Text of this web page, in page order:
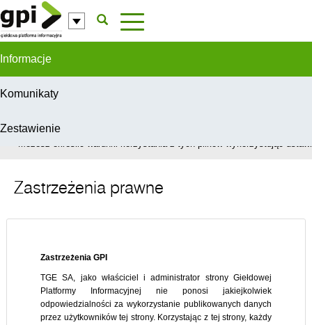
Przejdź do komentarzy
Informacje
Komunikaty
Zestawienie
W celu świadczenia usług na najwyższym poziomie, serwis GPI
Możesz określić warunki korzystania z tych plików wykorzystując
Zastrzeżenia prawne
Zastrzeżenia GPI
TGE SA, jako właściciel i administrator strony Giełdowej
Platformy Informacyjnej nie ponosi jakiejkolwiek
odpowiedzialności za wykorzystanie publikowanych danych
przez użytkowników tej strony. Korzystając z tej strony, każdy